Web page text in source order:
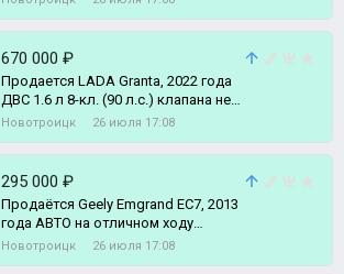
670 000 ₽
Продается LADA Grantа, 2022 года
ДВC 1.6 л 8-кл. (90 л.с.) клапана не
гнет В идеальном состоянии.
Новотроицк 26 июля 17:08
295 000 ₽
Прoдаётся Geely Emgrand EC7, 2013
года АВТО на отличном ходу
(подвеска после капитального
Новотроицк 26 июля 17:08